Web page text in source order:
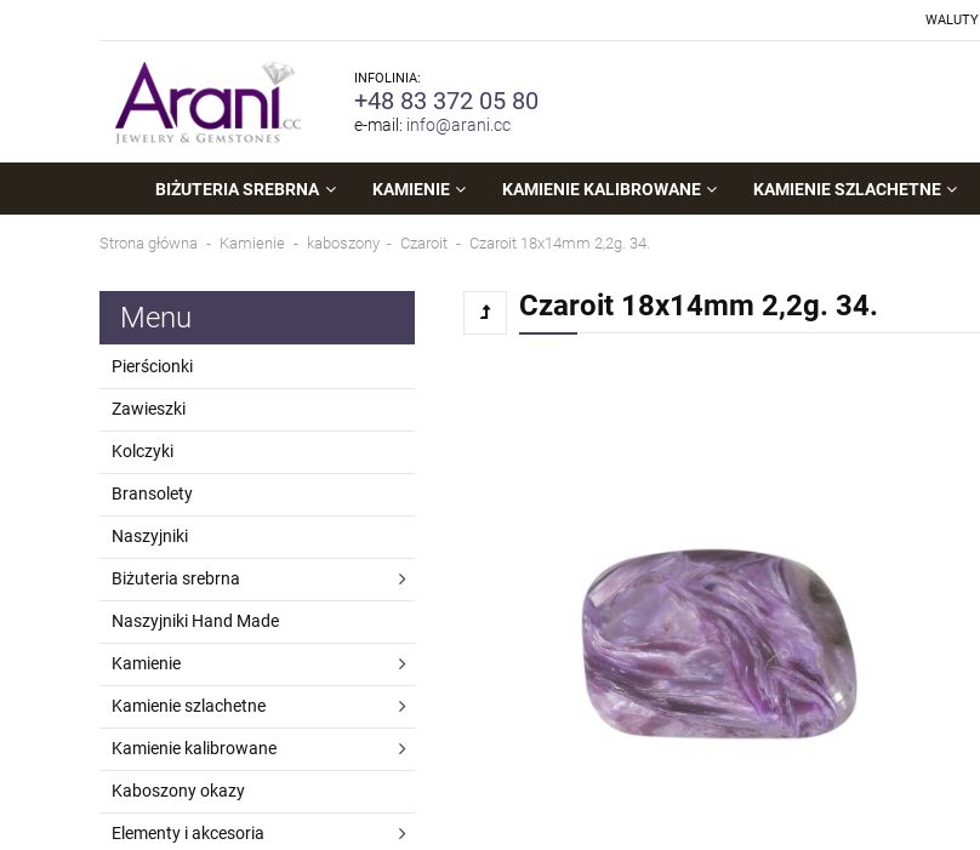
WALUTY
INFOLINIA:
+48 83 372 05 80
e-mail: info@arani.cc
BIŻUTERIA SREBRNA KAMIENIE KAMIENIE KALIBROWANE KAMIENIE SZLACHETNE
Strona główna Kamienie kaboszony Czaroit Czaroit 18x14mm 2,2g. 34.
Menu
Pierścionki
Zawieszki
Kolczyki
Bransolety
Naszyjniki
Biżuteria srebrna
Naszyjniki Hand Made
Kamienie
Kamienie szlachetne
Kamienie kalibrowane
Kaboszony okazy
Elementy i akcesoria
Czaroit 18x14mm 2,2g. 34.